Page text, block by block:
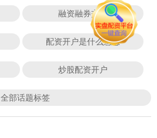
融资融券交易
配资开户是什么意思
炒股配资开户
全部话题标签